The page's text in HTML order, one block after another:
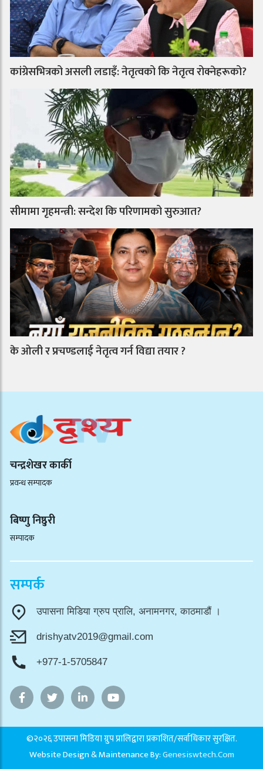
कांग्रेसभित्रको असली लडाइँ: नेतृत्वको कि नेतृत्व रोक्नेहरूको?
सीमामा गृहमन्त्री: सन्देश कि परिणामको सुरुआत?
के ओली र प्रचण्डलाई नेतृत्व गर्न विद्या तयार ?
चन्द्रशेखर कार्की
प्रवन्ध सम्पादक
बिष्णु निष्ठुरी
सम्पादक
सम्पर्क
उपासना मिडिया ग्रुप प्रालि, अनामनगर, काठमाडौं ।
drishyatv2019@gmail.com
+977-1-5705847
©२०२६ उपासना मिडिया ग्रुप प्रालिद्वारा प्रकाशित/सर्वाधिकार सुरक्षित.
Website Design & Maintenance By:Genesiswtech.com